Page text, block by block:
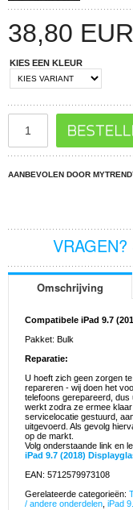
38,80 EUR
KIES EEN KLEUR
AANBEVOLEN DOOR
Omschrijving
Compatibele iPad 9.7
Pakket: Bulk
Reparatie:
U hoeft zich geen zorgen
repareren - wij doen het
telefoons gerepareerd,
werkt zodra ze ermee
servicelocatie gestuurd,
uitgevoerd. Als gevolg
op de markt.
Volg onderstaande link en
iPad 9.7 (2018)
EAN: 5712579973108
Gerelateerde categorieën:
/ andere onderdelen iPad